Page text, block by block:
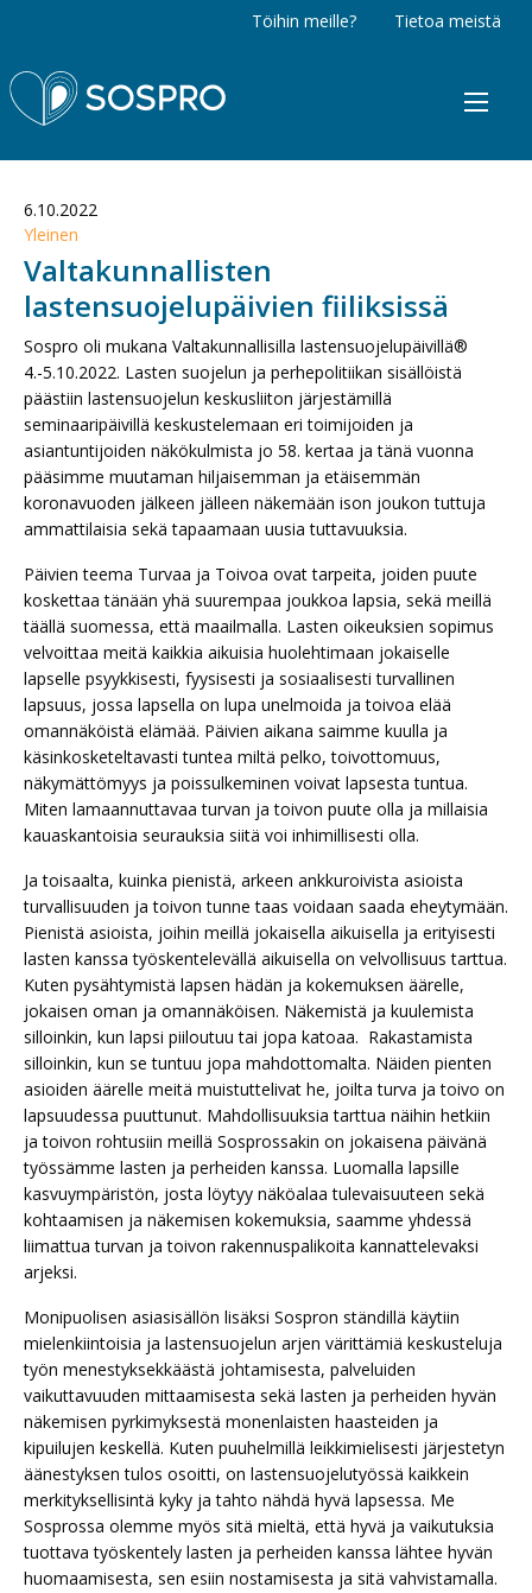
Tietoa meistä
Töihin meille?
Sospro
6.10.2022
Yleinen
Valtakunnallisten
lastensuojelupäivien fiiliksissä
Sospro oli mukana Valtakunnallisilla lastensuojelupäivillä®
4.-5.10.2022. Lasten suojelun ja perhepolitiikan sisällöistä
päästiin lastensuojelun keskusliiton järjestämillä
seminaaripäivillä keskustelemaan eri toimijoiden ja
asiantuntijoiden näkökulmista jo 58. kertaa ja tänä vuonna
pääsimme muutaman hiljaisemman ja etäisemmän
koronavuoden jälkeen jälleen näkemään ison joukon tuttuja
ammattilaisia sekä tapaamaan uusia tuttavuuksia.
Päivien teema Turvaa ja Toivoa ovat tarpeita, joiden puute
koskettaa tänään yhä suurempaa joukkoa lapsia, sekä meillä
täällä suomessa, että maailmalla. Lasten oikeuksien sopimus
velvoittaa meitä kaikkia aikuisia huolehtimaan jokaiselle
lapselle psyykkisesti, fyysisesti ja sosiaalisesti turvallinen
lapsuus, jossa lapsella on lupa unelmoida ja toivoa elää
omannäköistä elämää. Päivien aikana saimme kuulla ja
käsinkosketeltavasti tuntea miltä pelko, toivottomuus,
näkymättömyys ja poissulkeminen voivat lapsesta tuntua.
Miten lamaannuttavaa turvan ja toivon puute olla ja millaisia
kauaskantoisia seurauksia siitä voi inhimillisesti olla.
Ja toisaalta, kuinka pienistä, arkeen ankkuroivista asioista
turvallisuuden ja toivon tunne taas voidaan saada eheytymään.
Pienistä asioista, joihin meillä jokaisella aikuisella ja erityisesti
lasten kanssa työskentelevällä aikuisella on velvollisuus tarttua.
Kuten pysähtymistä lapsen hädän ja kokemuksen äärelle,
jokaisen oman ja omannäköisen. Näkemistä ja kuulemista
silloinkin, kun lapsi piiloutuu tai jopa katoaa. Rakastamista
silloinkin, kun se tuntuu jopa mahdottomalta. Näiden pienten
asioiden äärelle meitä muistuttelivat he, joilta turva ja toivo on
lapsuudessa puuttunut. Mahdollisuuksia tarttua näihin hetkiin
ja toivon rohtusiin meillä Sosprossakin on jokaisena päivänä
työssämme lasten ja perheiden kanssa. Luomalla lapsille
kasvuympäristön, josta löytyy näköalaa tulevaisuuteen sekä
kohtaamisen ja näkemisen kokemuksia, saamme yhdessä
liimattua turvan ja toivon rakennuspalikoita kannattelevaksi
arjeksi.
Monipuolisen asiasisällön lisäksi Sospron ständillä käytiin
mielenkiintoisia ja lastensuojelun arjen värittämiä keskusteluja
työn menestyksekkäästä johtamisesta, palveluiden
vaikuttavuuden mittaamisesta sekä lasten ja perheiden hyvän
näkemisen pyrkimyksestä monenlaisten haasteiden ja
kipuilujen keskellä. Kuten puuhelmillä leikkimielisesti järjestetyn
äänestyksen tulos osoitti, on lastensuojelutyössä kaikkein
merkityksellisintä kyky ja tahto nähdä hyvä lapsessa. Me
Sosprossa olemme myös sitä mieltä, että hyvä ja vaikutuksia
tuottava työskentely lasten ja perheiden kanssa lähtee hyvän
huomaamisesta, sen esiin nostamisesta ja sitä vahvistamalla.